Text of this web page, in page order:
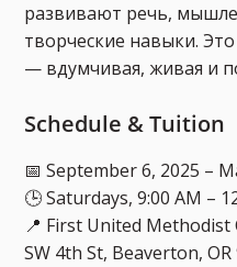
развивают речь,
творческие навыки.
— вдумчивая, живая и
Schedule & Tuition
📅 September 6, 2025 –
🕒 Saturdays, 9:00 AM –
📍 First United
SW 4th St, Beaverton, OR